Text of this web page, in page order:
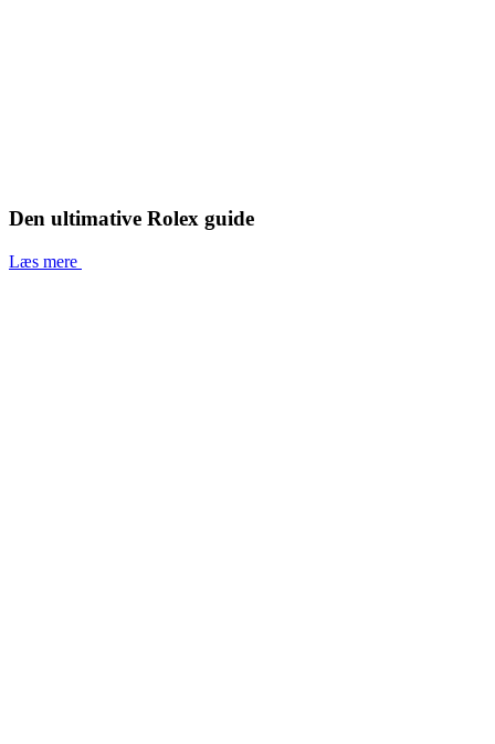
Den ultimative Rolex guide
Læs mere